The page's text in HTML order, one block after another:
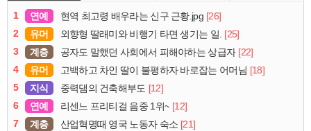
1 연예 현역 최고령 배우라는 신구 근황.jpg [26]
2
유머 외향형 딸래미와 비행기 타면 생기는 일. [25]
3
계층 공자도 말했던 사회에서 피해야하는 상급자 [22]
4
유머 고백하고 차인 딸이 불평하자 바로잡는 어머님 [18]
5
지식 중력댐의 건축해부도 [12]
6
연예 리센느 프리티걸 음중 1위~ [12]
7
계층 산업혁명때 영국 노동자 숙소 [21]